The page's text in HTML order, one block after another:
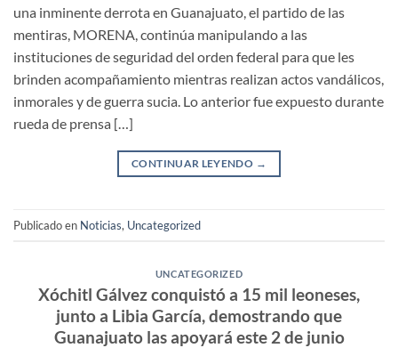
una inminente derrota en Guanajuato, el partido de las
mentiras, MORENA, continúa manipulando a las
instituciones de seguridad del orden federal para que les
brinden acompañamiento mientras realizan actos vandálicos,
inmorales y de guerra sucia. Lo anterior fue expuesto durante
rueda de prensa […]
CONTINUAR LEYENDO →
Publicado en Noticias, Uncategorized
UNCATEGORIZED
Xóchitl Gálvez conquistó a 15 mil leoneses,
junto a Libia García, demostrando que
Guanajuato las apoyará este 2 de junio